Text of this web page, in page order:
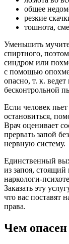
общее
резкие
тошнота,
Уменьшить
спиртного,
синдром или
с помощью
опасно, т. к.
бесконтрольной
Если человек
остановиться,
Врач оценивает
прервать запой
нервную систему.
Единственный
из запоя,
наркологи-
Заказать эту
что вас поставят
права.
Чем опасен